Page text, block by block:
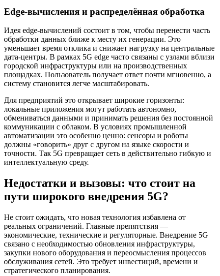
Edge-вычисления и распределённая обработка
Идея edge-вычислений состоит в том, чтобы перенести часть
обработки данных ближе к месту их генерации. Это
уменьшает время отклика и снижает нагрузку на центральные
дата-центры. В рамках 5G edge часто связаны с узлами вблизи
городской инфраструктуры или на производственных
площадках. Пользователь получает ответ почти мгновенно, а
систему становится легче масштабировать.
Для предприятий это открывает широкие горизонты:
локальные приложения могут работать автономно,
обмениваться данными и принимать решения без постоянной
коммуникации с облаком. В условиях промышленной
автоматизации это особенно ценно: сенсоры и роботы
должны «говорить» друг с другом на языке скорости и
точности. Так 5G превращает сеть в действительно гибкую и
интеллектуальную среду.
Недостатки и вызовы: что стоит на
пути широкого внедрения 5G?
Не стоит ожидать, что новая технология избавлена от
реальных ограничений. Главные препятствия —
экономические, технические и регуляторные. Внедрение 5G
связано с необходимостью обновления инфраструктуры,
закупки нового оборудования и переосмысления процессов
обслуживания сетей. Это требует инвестиций, времени и
стратегического планирования.